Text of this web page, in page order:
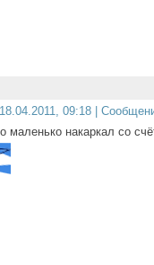
09:18 |
маленько накаркал со